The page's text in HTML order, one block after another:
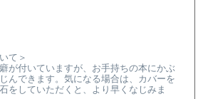
て＞
が付いていますが、お手持ちの本にかぶ
んできます。気になる場合は、カバーを
をしていただくと、より早くなじみま